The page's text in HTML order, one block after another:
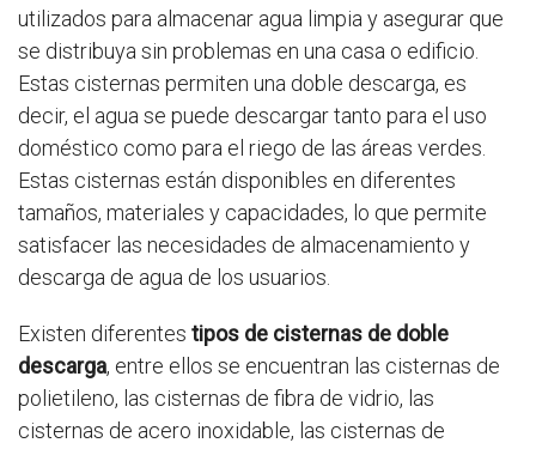
utilizados para almacenar agua limpia y asegurar que
se distribuya sin problemas en una casa o edificio.
Estas cisternas permiten una doble descarga, es
decir, el agua se puede descargar tanto para el uso
doméstico como para el riego de las áreas verdes.
Estas cisternas están disponibles en diferentes
tamaños, materiales y capacidades, lo que permite
satisfacer las necesidades de almacenamiento y
descarga de agua de los usuarios.
Existen diferentes tipos de cisternas de doble
descarga, entre ellos se encuentran las cisternas de
polietileno, las cisternas de fibra de vidrio, las
cisternas de acero inoxidable, las cisternas de